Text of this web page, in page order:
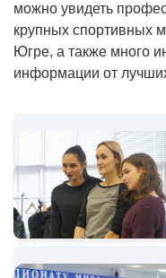
можно увидеть
крупных спортивных
Югре, а также много
информации от